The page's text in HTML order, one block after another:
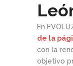
En
de la
con la
objetivo